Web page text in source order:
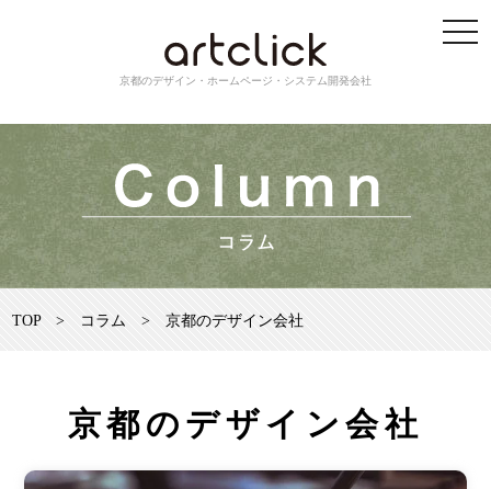
京都のデザイン・ホームページ・システム開発会社
TOP > コラム > 京都のデザイン会社
京都のデザイン会社